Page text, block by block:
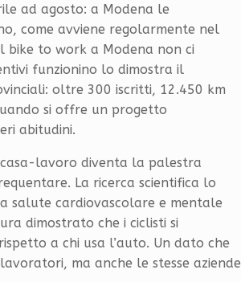
ad agosto: a Modena le
come avviene regolarmente nel
bike to work a Modena non ci
funzionino lo dimostra il
oltre 300 iscritti, 12.450 km
si offre un progetto
abitudini.
lavoro diventa la palestra
La ricerca scientifica lo
salute cardiovascolare e mentale
dimostrato che i ciclisti si
a chi usa l’auto. Un dato che
ma anche le stesse aziende